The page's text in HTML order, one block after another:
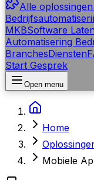
Alle
MKBSoftware
Automatisering
BranchesDiensten
Start Gesprek
Open menu
Home
Mobiele